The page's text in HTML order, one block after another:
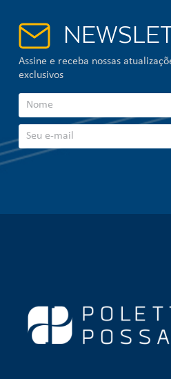
Assine e receba nossas
exclusivos